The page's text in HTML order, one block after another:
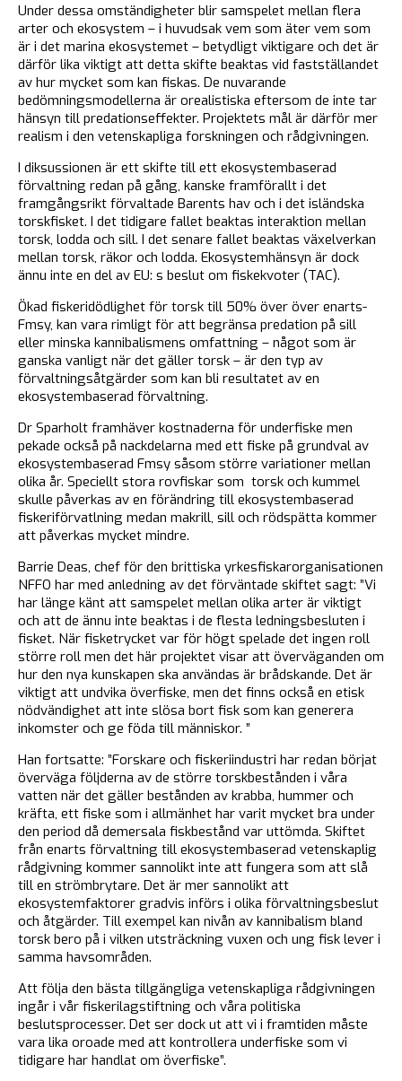
Under dessa omständigheter blir samspelet mellan flera
arter och ekosystem – i huvudsak vem som äter vem som
är i det marina ekosystemet – betydligt viktigare och det är
därför lika viktigt att detta skifte beaktas vid fastställandet
av hur mycket som kan fiskas. De nuvarande
bedömningsmodellerna är orealistiska eftersom de inte tar
hänsyn till predationseffekter. Projektets mål är därför mer
realism i den vetenskapliga forskningen och rådgivningen.
I diksussionen är ett skifte till ett ekosystembaserad
förvaltning redan på gång, kanske framförallt i det
framgångsrikt förvaltade Barents hav och i det isländska
torskfisket. I det tidigare fallet beaktas interaktion mellan
torsk, lodda och sill. I det senare fallet beaktas växelverkan
mellan torsk, räkor och lodda. Ekosystemhänsyn är dock
ännu inte en del av EU: s beslut om fiskekvoter (TAC).
Ökad fiskeridödlighet för torsk till 50% över över enarts-
Fmsy, kan vara rimligt för att begränsa predation på sill
eller minska kannibalismens omfattning – något som är
ganska vanligt när det gäller torsk – är den typ av
förvaltningsåtgärder som kan bli resultatet av en
ekosystembaserad förvaltning.
Dr Sparholt framhäver kostnaderna för underfiske men
pekade också på nackdelarna med ett fiske på grundval av
ekosystembaserad Fmsy såsom större variationer mellan
olika år. Speciellt stora rovfiskar som torsk och kummel
skulle påverkas av en förändring till ekosystembaserad
fiskeriförvatlning medan makrill, sill och rödspätta kommer
att påverkas mycket mindre.
Barrie Deas, chef för den brittiska yrkesfiskarorganisationen
NFFO har med anledning av det förväntade skiftet sagt: ”Vi
har länge känt att samspelet mellan olika arter är viktigt
och att de ännu inte beaktas i de flesta ledningsbesluten i
fisket. När fisketrycket var för högt spelade det ingen roll
större roll men det här projektet visar att överväganden om
hur den nya kunskapen ska användas är brådskande. Det är
viktigt att undvika överfiske, men det finns också en etisk
nödvändighet att inte slösa bort fisk som kan generera
inkomster och ge föda till människor. ”
Han fortsatte: ”Forskare och fiskeriindustri har redan börjat
överväga följderna av de större torskbestånden i våra
vatten när det gäller bestånden av krabba, hummer och
kräfta, ett fiske som i allmänhet har varit mycket bra under
den period då demersala fiskbestånd var uttömda. Skiftet
från enarts förvaltning till ekosystembaserad vetenskaplig
rådgivning kommer sannolikt inte att fungera som att slå
till en strömbrytare. Det är mer sannolikt att
ekosystemfaktorer gradvis införs i olika förvaltningsbeslut
och åtgärder. Till exempel kan nivån av kannibalism bland
torsk bero på i vilken utsträckning vuxen och ung fisk lever i
samma havsområden.
Att följa den bästa tillgängliga vetenskapliga rådgivningen
ingår i vår fiskerilagstiftning och våra politiska
beslutsprocesser. Det ser dock ut att vi i framtiden måste
vara lika oroade med att kontrollera underfiske som vi
tidigare har handlat om överfiske”.